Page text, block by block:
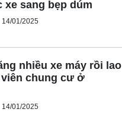
xe sang bẹp dúm
14/01/2025
nhiều xe máy rồi lao
chung cư ở
14/01/2025